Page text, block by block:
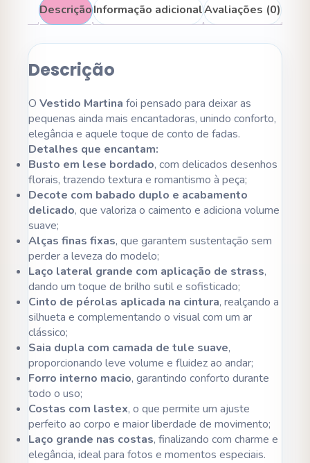
DescriçãoInformação adicionalAvaliações (0)
Descrição
O Vestido Martina foi pensado para deixar as
pequenas ainda mais encantadoras, unindo conforto,
elegância e aquele toque de conto de fadas.
Detalhes que encantam:
Busto em lese bordado, com delicados desenhos
florais, trazendo textura e romantismo à peça;
Decote com babado duplo e acabamento
delicado, que valoriza o caimento e adiciona volume
suave;
Alças finas fixas, que garantem sustentação sem
perder a leveza do modelo;
Laço lateral grande com aplicação de strass,
dando um toque de brilho sutil e sofisticado;
Cinto de pérolas aplicada na cintura, realçando a
silhueta e complementando o visual com um ar
clássico;
Saia dupla com camada de tule suave,
proporcionando leve volume e fluidez ao andar;
Forro interno macio, garantindo conforto durante
todo o uso;
Costas com lastex, o que permite um ajuste
perfeito ao corpo e maior liberdade de movimento;
Laço grande nas costas, finalizando com charme e
elegância, ideal para fotos e momentos especiais.